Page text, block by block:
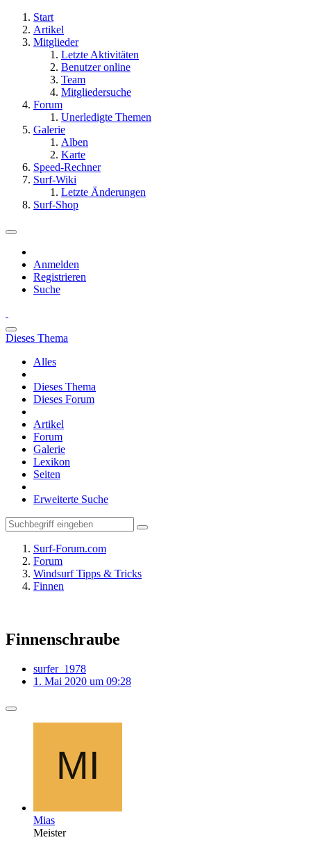
Start
Artikel
Mitglieder
Letzte Aktivitäten
Benutzer online
Team
Mitgliedersuche
Forum
Unerledigte Themen
Galerie
Alben
Karte
Speed-Rechner
Surf-Wiki
Letzte Änderungen
Surf-Shop
Anmelden
Registrieren
Suche
Dieses Thema
Alles
Dieses Thema
Dieses Forum
Artikel
Forum
Galerie
Lexikon
Seiten
Erweiterte Suche
Surf-Forum.com
Forum
Windsurf Tipps & Tricks
Finnen
Finnenschraube
surfer_1978
1. Mai 2020 um 09:28
Mias
Meister